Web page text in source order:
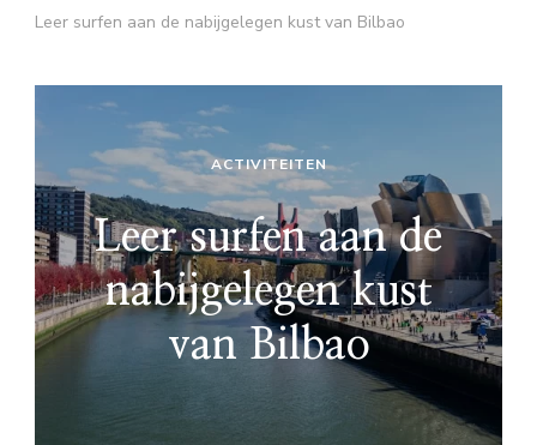
Leer surfen aan de nabijgelegen kust van Bilbao
ACTIVITEITEN
Leer surfen aan de
nabijgelegen kust
van Bilbao